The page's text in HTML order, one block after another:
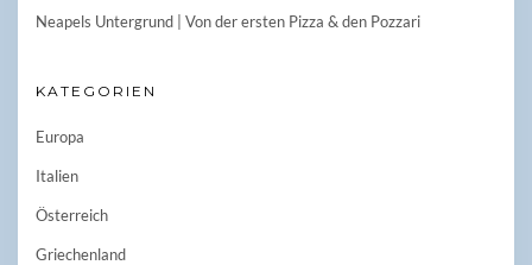
Neapels Untergrund | Von der ersten Pizza & den Pozzari
KATEGORIEN
Europa
Italien
Österreich
Griechenland